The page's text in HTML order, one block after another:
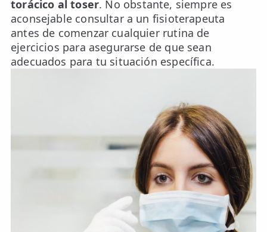
torácico al toser. No obstante, siempre es
aconsejable consultar a un fisioterapeuta
antes de comenzar cualquier rutina de
ejercicios para asegurarse de que sean
adecuados para tu situación específica.